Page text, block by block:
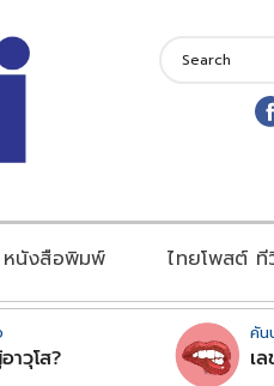
หนังสือพิมพ์ ไทยโพสต์ ที
วุโส?
คัน
เ